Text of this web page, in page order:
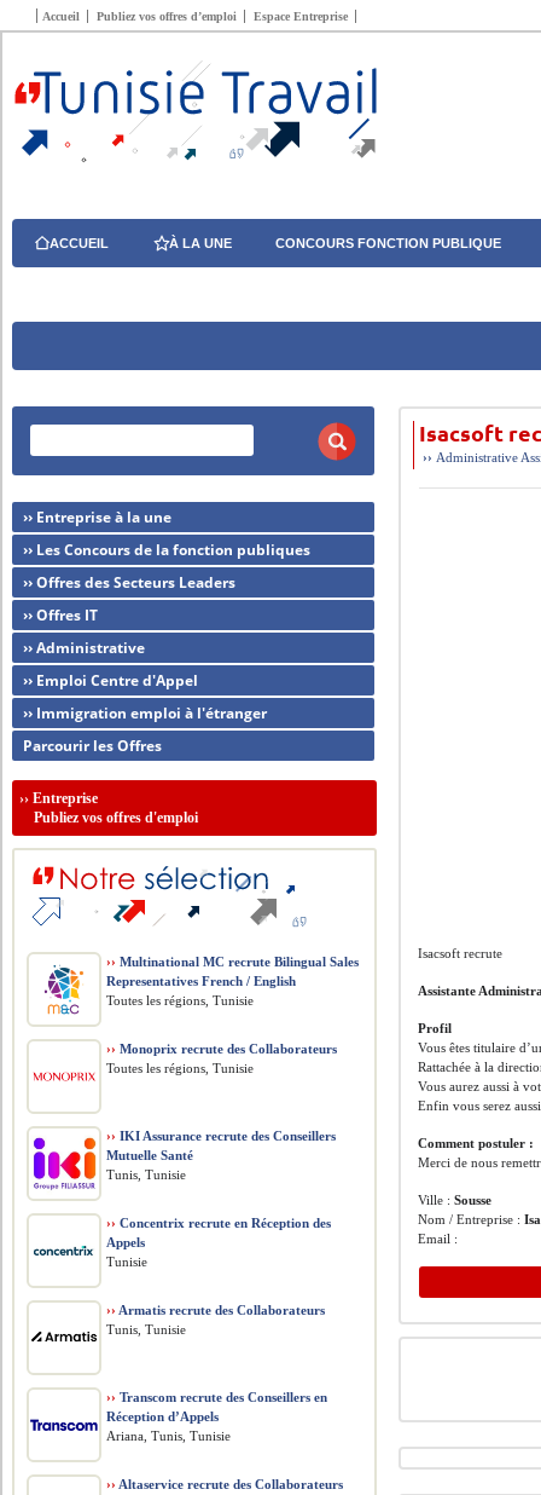
Accueil Publiez vos offres d’emploi Espace Entreprise
ACCUEIL À LA UNE CONCOURS FONCTION PUBLIQUE
Isacsoft
›› Administrative
Isacsoft recrute
Assistante
Profil
Vous êtes titulaire
Rattachée à la
Vous aurez aussi à
Enfin vous serez
Comment postuler :
Merci de nous
Ville :Sousse
Nom / Entreprise :
Email :
›› Entreprise à la une
›› Les Concours de la fonction publiques
›› Offres des Secteurs Leaders
›› Offres IT
›› Administrative
›› Emploi Centre d'Appel
›› Immigration emploi à l'étranger
Parcourir les Offres
››Entreprise
Publiez vos offres d'emploi
›› Multinational MC recrute Bilingual Sales
Representatives French / English
Toutes les régions, Tunisie
›› Monoprix recrute des Collaborateurs
Toutes les régions, Tunisie
›› IKI Assurance recrute des Conseillers
Mutuelle Santé
Tunis, Tunisie
›› Concentrix recrute en Réception des
Appels
Tunisie
›› Armatis recrute des Collaborateurs
Tunis, Tunisie
›› Transcom recrute des Conseillers en
Réception d’Appels
Ariana, Tunis, Tunisie
›› Altaservice recrute des Collaborateurs